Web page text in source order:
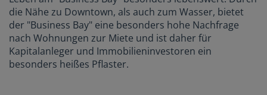
die Nähe zu Downtown, als auch zum Wasser, bietet
der "Business Bay" eine besonders hohe Nachfrage
nach Wohnungen zur Miete und ist daher für
Kapitalanleger und Immobilieninvestoren ein
besonders heißes Pflaster.